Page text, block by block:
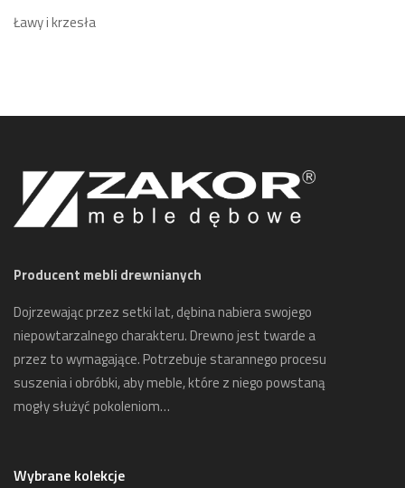
Ławy i krzesła
Producent mebli drewnianych
Dojrzewając przez setki lat, dębina nabiera swojego
niepowtarzalnego charakteru. Drewno jest twarde a
przez to wymagające. Potrzebuje starannego procesu
suszenia i obróbki, aby meble, które z niego powstaną
mogły służyć pokoleniom…
Wybrane kolekcje